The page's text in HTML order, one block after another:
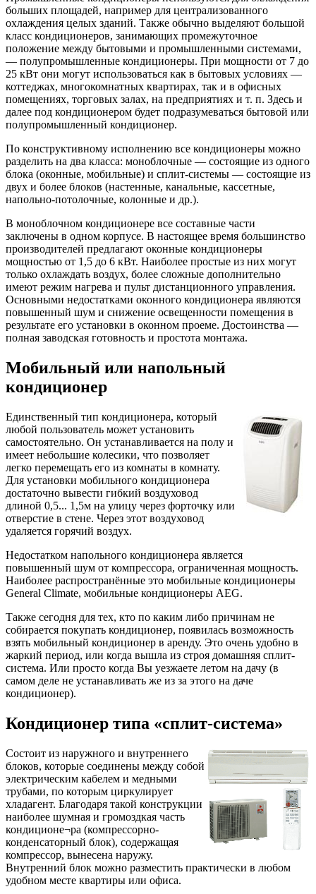
больших площадей, например для централизованного
охлаждения целых зданий. Также обычно выделяют большой
класс кондиционеров, занимающих промежуточное
положение между бытовыми и промышленными системами,
— полупромышленные кондиционеры. При мощности от 7 до
25 кВт они могут использоваться как в бытовых условиях —
коттеджах, многокомнатных квартирах, так и в офисных
помещениях, торговых залах, на предприятиях и т. п. Здесь и
далее под кондиционером будет подразумеваться бытовой или
полупромышленный кондиционер.
По конструктивному исполнению все кондиционеры можно
разделить на два класса: моноблочные — состоящие из одного
блока (оконные, мобильные) и сплит-системы — состоящие из
двух и более блоков (настенные, канальные, кассетные,
напольно-потолочные, колонные и др.).
В моноблочном кондиционере все составные части
заключены в одном корпусе. В настоящее время большинство
производителей предлагают оконные кондиционеры
мощностью от 1,5 до 6 кВт. Наиболее простые из них могут
только охлаждать воздух, более сложные дополнительно
имеют режим нагрева и пульт дистанционного управления.
Основными недостатками оконного кондиционера являются
повышенный шум и снижение освещенности помещения в
результате его установки в оконном проеме. Достоинства —
полная заводская готовность и простота монтажа.
Мобильный или напольный
кондиционер
Единственный тип кондиционера, который
любой пользователь может установить
самостоятельно. Он устанавливается на полу и
имеет небольшие колесики, что позволяет
легко перемещать его из комнаты в комнату.
Для установки мобильного кондиционера
достаточно вывести гибкий воздуховод
длиной 0,5... 1,5м на улицу через форточку или
отверстие в стене. Через этот воздуховод
удаляется горячий воздух.
Недостатком напольного кондиционера является
повышенный шум от компрессора, ограниченная мощность.
Наиболее распространённые это мобильные кондиционеры
General Climate, мобильные кондиционеры AEG.
Также сегодня для тех, кто по каким либо причинам не
собирается покупать кондиционер, появилась возможность
взять мобильный кондиционер в аренду. Это очень удобно в
жаркий период, или когда вышла из строя домашняя сплит-
система. Или просто когда Вы уезжаете летом на дачу (в
самом деле не устанавливать же из за этого на даче
кондиционер).
Кондиционер типа «сплит-система»
Состоит из наружного и внутреннего
блоков, которые соединены между собой
электрическим кабелем и медными
трубами, по которым циркулирует
хладагент. Благодаря такой конструкции
наиболее шумная и громоздкая часть
кондиционе¬ра (компрессорно-
конденсаторный блок), содержащая
компрессор, вынесена наружу.
Внутренний блок можно разместить практически в любом
удобном месте квартиры или офиса.